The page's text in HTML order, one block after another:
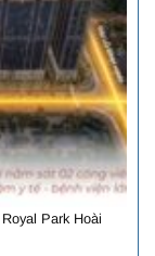
Park Hoài